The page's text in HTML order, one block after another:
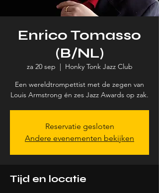
Enrico Tomasso
(B/NL)
za 20 sep
  |
Honky Tonk Jazz Club
Een wereldtrompettist met de zegen van
Louis Armstrong én zes Jazz Awards op zak.
Reservatie gesloten
Andere evenementen bekijken
Tijd en locatie